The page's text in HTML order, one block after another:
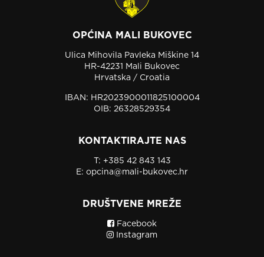
OPĆINA MALI BUKOVEC
Ulica Mihovila Pavleka Miškine 14
HR-42231 Mali Bukovec
Hrvatska / Croatia
IBAN: HR2023900011825100004
OIB: 26328529354
KONTAKTIRAJTE NAS
T: +385 42 843 143
E: opcina@mali-bukovec.hr
DRUŠTVENE MREŽE
Facebook
Instagram